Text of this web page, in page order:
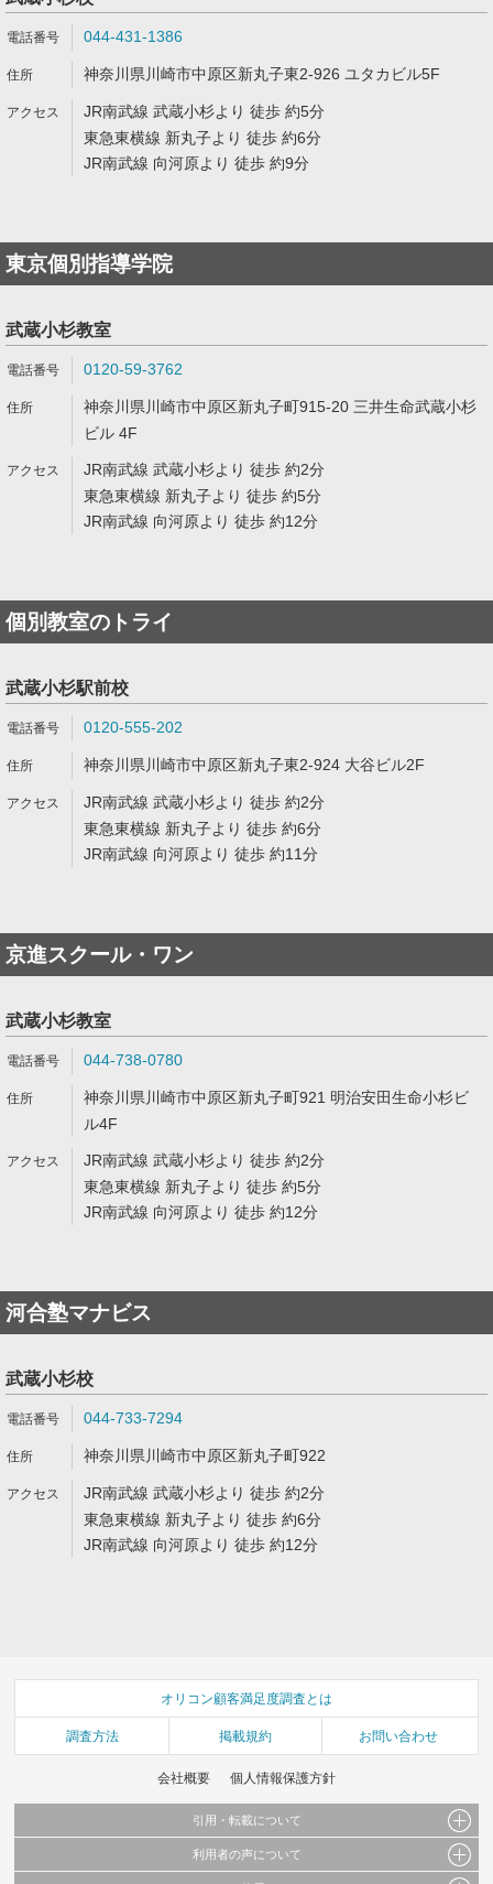
044-431-1386
神奈川県川崎市中原区新丸子東2-926 ユタカビル5F
JR南武線 武蔵小杉より 徒歩 約5分
東急東横線 新丸子より 徒歩 約6分
JR南武線 向河原より 徒歩 約9分
東京個別指導学院
武蔵小杉教室
0120-59-3762
神奈川県川崎市中原区新丸子町915-20 三井生命武蔵小杉
ビル 4F
JR南武線 武蔵小杉より 徒歩 約2分
東急東横線 新丸子より 徒歩 約5分
JR南武線 向河原より 徒歩 約12分
個別教室のトライ
武蔵小杉駅前校
0120-555-202
神奈川県川崎市中原区新丸子東2-924 大谷ビル2F
JR南武線 武蔵小杉より 徒歩 約2分
東急東横線 新丸子より 徒歩 約6分
JR南武線 向河原より 徒歩 約11分
京進スクール・ワン
武蔵小杉教室
044-738-0780
神奈川県川崎市中原区新丸子町921 明治安田生命小杉ビ
ル4F
JR南武線 武蔵小杉より 徒歩 約2分
東急東横線 新丸子より 徒歩 約5分
JR南武線 向河原より 徒歩 約12分
河合塾マナビス
武蔵小杉校
044-733-7294
神奈川県川崎市中原区新丸子町922
JR南武線 武蔵小杉より 徒歩 約2分
東急東横線 新丸子より 徒歩 約6分
JR南武線 向河原より 徒歩 約12分
オリコン顧客満足度調査とは
調査方法 掲載規約 お問い合わせ
会社概要 個人情報保護方針
引用・転載について
当サイトで公開されている情報（文字、写真、イラスト、画像データ等）及びこれらの配
利用者の声について